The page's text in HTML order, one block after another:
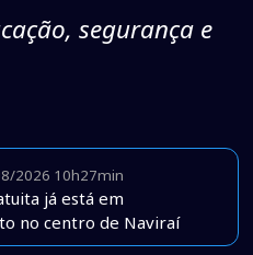
segurança e
2026 10h27min
já está em
no centro de Naviraí